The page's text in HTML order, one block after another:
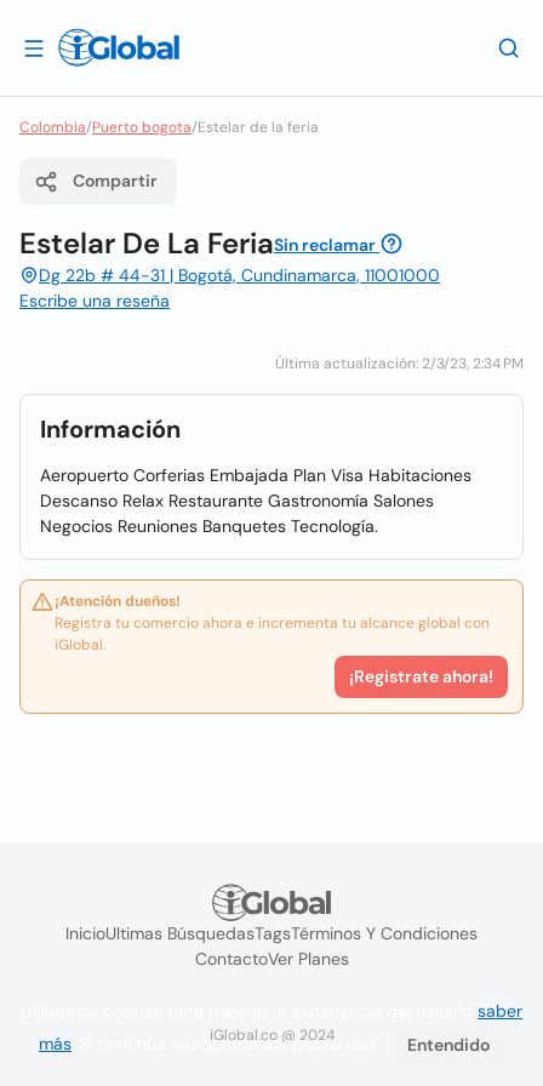
Colombia/Puerto bogota/Estelar de la feria
Compartir
Estelar De La FeriaSin reclamar
Dg 22b # 44-31 | Bogotá, Cundinamarca, 11001000
Escribe una reseña
Última actualización: 2/3/23, 2:34 PM
Información
Aeropuerto Corferias Embajada Plan Visa Habitaciones
Descanso Relax Restaurante Gastronomía Salones
Negocios Reuniones Banquetes Tecnología.
¡Atención dueños!
Registra tu comercio ahora e incrementa tu alcance global con
iGlobal.
¡Registrate ahora!
InicioUltimas BúsquedasTagsTérminos Y Condiciones
ContactoVer Planes
iGlobal.co @ 2024
saber
más . Si continúa navegando acepta su uso. Entendido